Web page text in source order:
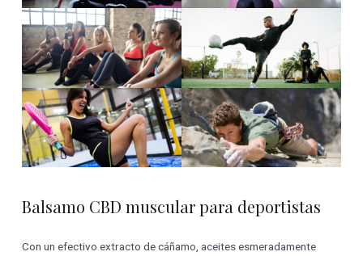
Balsamo CBD muscular para deportistas
Con un efectivo extracto de cáñamo, aceites esmeradamente